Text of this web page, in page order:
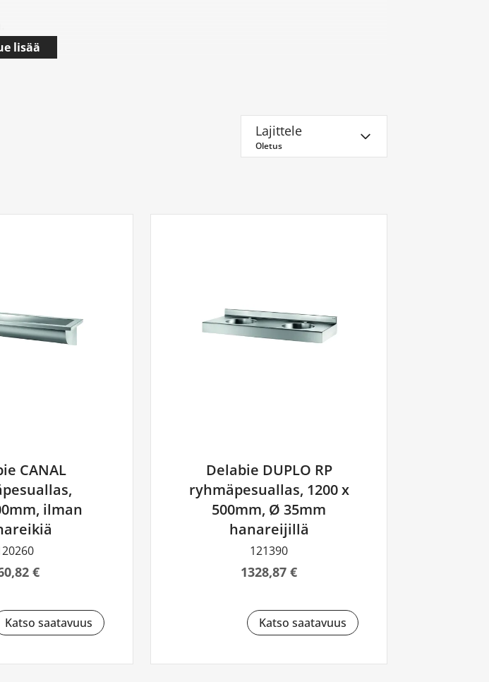
lisää
Lajittele
Oletus
CANAL
ilman
€
Katso saatavuus
Delabie DUPLO RP
ryhmäpesuallas, 1200 x
500mm, Ø 35mm
hanareijillä
121390
1328,87 €
Katso saatavuus